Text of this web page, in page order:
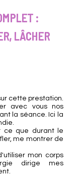
:
LÂCHER
cette prestation.
avec vous nos
la séance. Ici la
ce que durant le
me montrer de
mon corps
dirige mes